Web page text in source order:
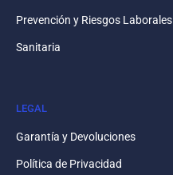
Prevención y Riesgos Laborales
Sanitaria
LEGAL
Garantía y Devoluciones
Política de Privacidad